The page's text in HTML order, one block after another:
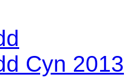
Cyn 2013